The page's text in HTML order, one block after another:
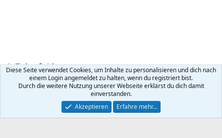
Kinder + Erziehung
Kontakt Nutzungsbedingungen Datenschutz Hilfe
R
Community platform by XenForo ® © 2010-2026 XenForo Ltd.
Diese Seite verwendet Cookies, um Inhalte zu personalisieren und dich nach
einem Login angemeldet zu halten, wenn du registriert bist.
Durch die weitere Nutzung unserer Webseite erklärst du dich damit
einverstanden.
Akzeptieren
Erfahre mehr…